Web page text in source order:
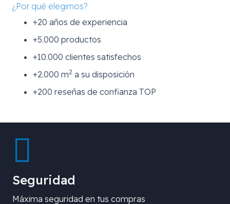
¿Por qué elegirnos?
+20 años de experiencia
+5.000 productos
+10.000 clientes satisfechos
+2.000 m2 a su disposición
+200 reseñas de confianza TOP
Seguridad
Máxima seguridad en tus compras